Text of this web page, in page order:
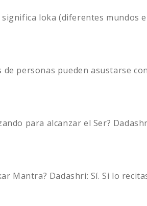
significa loka (diferentes mundos
personas pueden asustarse
para alcanzar el Ser?
Mantra? Dadashri: Sí. Si lo